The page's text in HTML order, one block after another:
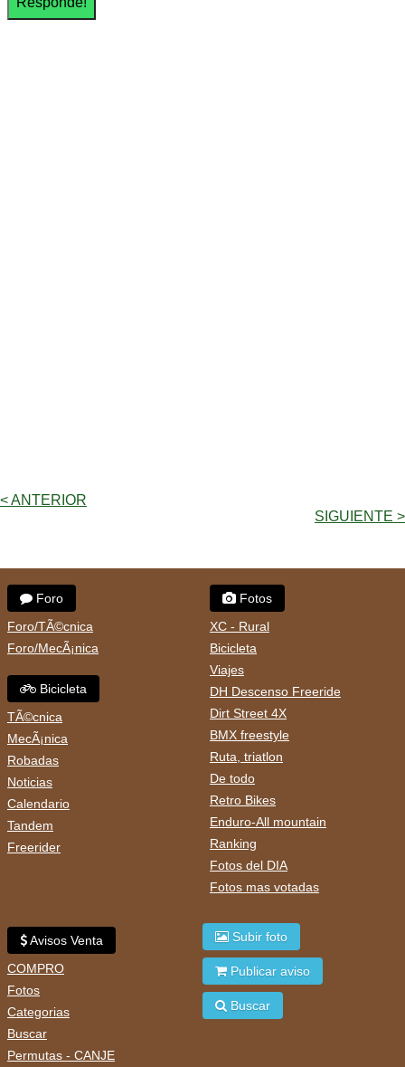
< ANTERIOR
SIGUIENTE >
Foro
Foro/TÃ©cnica
Foro/MecÃ¡nica
Bicicleta
TÃ©cnica
MecÃ¡nica
Robadas
Noticias
Calendario
Tandem
Freerider
Fotos
XC - Rural
Bicicleta
Viajes
DH Descenso Freeride
Dirt Street 4X
BMX freestyle
Ruta, triatlon
De todo
Retro Bikes
Enduro-All mountain
Ranking
Fotos del DIA
Fotos mas votadas
Avisos Venta
COMPRO
Fotos
Categorias
Buscar
Permutas - CANJE
Subir foto
Publicar aviso
Buscar